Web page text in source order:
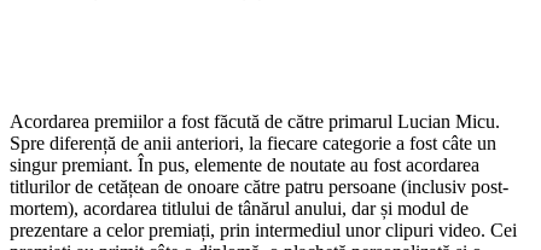
Acordarea premiilor a fost făcută de către primarul Lucian Micu.
Spre diferență de anii anteriori, la fiecare categorie a fost câte un
singur premiant. În pus, elemente de noutate au fost acordarea
titlurilor de cetățean de onoare către patru persoane (inclusiv post-
mortem), acordarea titlului de tânărul anului, dar și modul de
prezentare a celor premiați, prin intermediul unor clipuri video. Cei